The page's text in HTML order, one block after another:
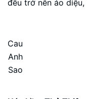
đều trở nên ảo diệu,
Cau
Anh
Sao